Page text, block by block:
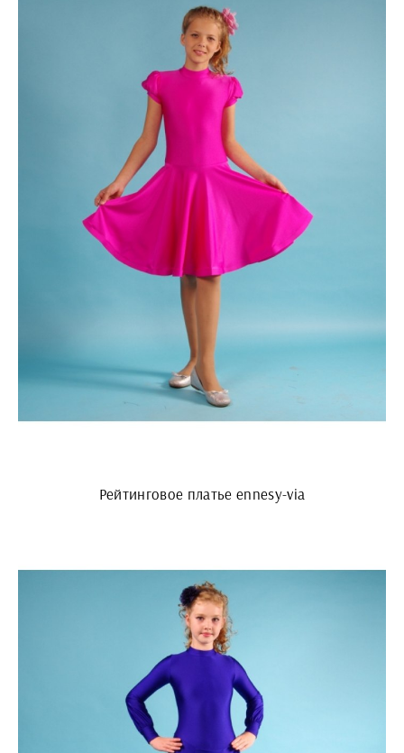
Рейтинговое платье ennesy-via